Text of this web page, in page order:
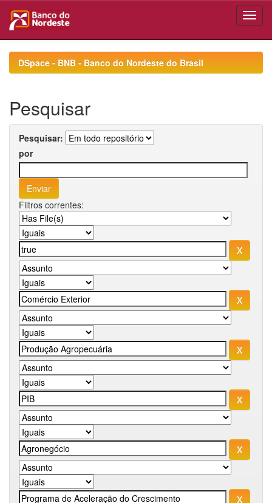
navigationDSpace - BNB - Banco do Nordeste do Brasil
Pesquisar
Pesquisar:
por
Filtros correntes: